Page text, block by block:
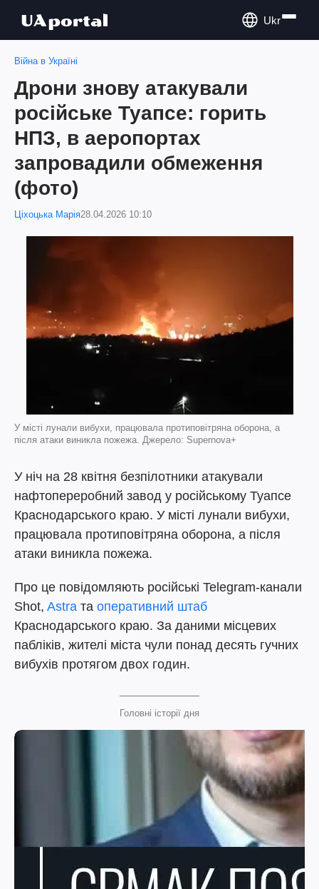
Ukr
Війна в Україні
Дрони знову атакували
російське Туапсе: горить
НПЗ, в аеропортах
запровадили обмеження
(фото)
Ціхоцька Марія28.04.2026 10:10
У місті лунали вибухи, працювала протиповітряна оборона, а
після атаки виникла пожежа. Джерело: Supernova+
У ніч на 28 квітня безпілотники атакували
нафтопереробний завод у російському Туапсе
Краснодарського краю. У місті лунали вибухи,
працювала протиповітряна оборона, а після
атаки виникла пожежа.
Про це повідомляють російські Telegram-канали
Shot, Astra та оперативний штаб
Краснодарського краю. За даними місцевих
пабліків, жителі міста чули понад десять гучних
вибухів протягом двох годин.
Головні історії дня